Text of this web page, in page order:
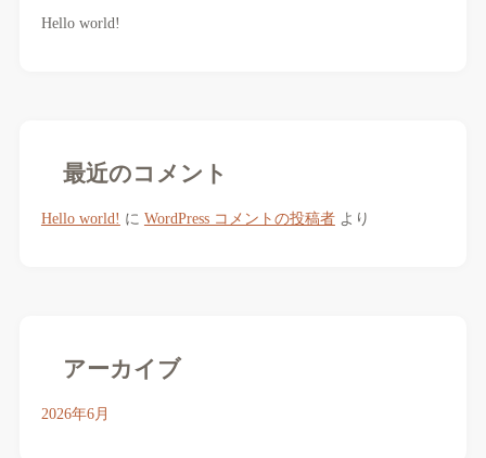
Hello world!
最近のコメント
Hello world! に WordPress コメントの投稿者より
アーカイブ
2026年6月